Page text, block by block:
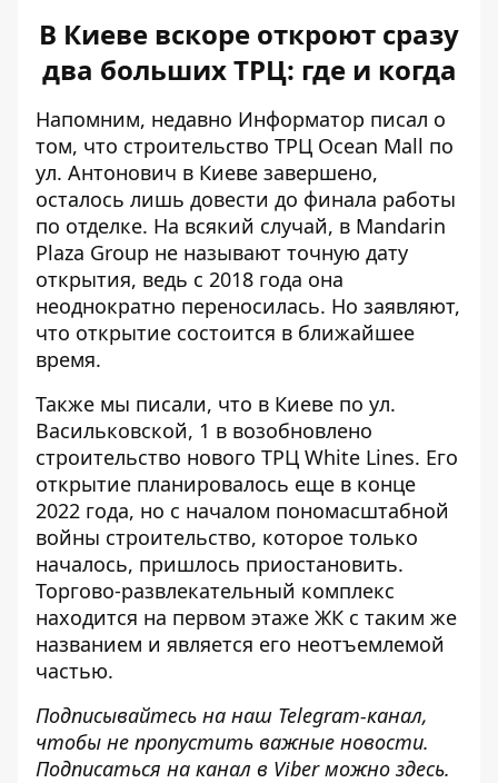
В Киеве вскоре откроют сразу
два больших ТРЦ: где и когда
Напомним, недавно Информатор писал о
том, что строительство ТРЦ Ocean Mall по
ул. Антонович в Киеве завершено,
осталось лишь довести до финала работы
по отделке. На всякий случай, в Mandarin
Plaza Group не называют точную дату
открытия, ведь с 2018 года она
неоднократно переносилась. Но заявляют,
что открытие состоится в ближайшее
время.
Также мы писали, что в Киеве по ул.
Васильковской, 1 в возобновлено
строительство нового ТРЦ White Lines. Его
открытие планировалось еще в конце
2022 года, но с началом пономасштабной
войны строительство, которое только
началось, пришлось приостановить.
Торгово-развлекательный комплекс
находится на первом этаже ЖК с таким же
названием и является его неотъемлемой
частью.
Подписывайтесь на наш Telegram-канал,
чтобы не пропустить важные новости.
Подписаться на канал в Viber можно здесь.